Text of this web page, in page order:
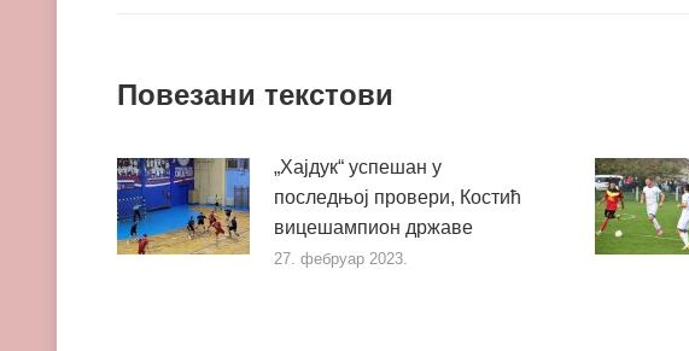
Повезани текстови
„Хајдук“ успешан у
последњој провери, Костић
вицешампион државе
27. фебруар 2023.